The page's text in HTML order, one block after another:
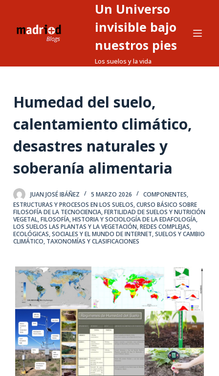
o
e
n
d
o
Un Universo
invisible bajo
nuestros pies
Los suelos y la vida
Humedad del suelo,
calentamiento climático,
desastres naturales y
soberanía alimentaria
JUAN JOSÉ IBÁÑEZ 5 MARZO 2026
COMPONENTES,
ESTRUCTURAS Y PROCESOS EN LOS SUELOS,CURSO BÁSICO SOBRE
FILOSOFÍA DE LA TECNOCIENCIA,FERTILIDAD DE SUELOS Y NUTRICIÓN
VEGETAL,FILOSOFÍA, HISTORIA Y SOCIOLOGÍA DE LA EDAFOLOGÍA,
LOS SUELOS LAS PLANTAS Y LA VEGETACIÓN,REDES COMPLEJAS,
ECOLÓGICAS, SOCIALES Y EL MUNDO DE INTERNET,SUELOS Y CAMBIO
CLIMÁTICO, TAXONOMÍAS Y CLASIFICACIONES